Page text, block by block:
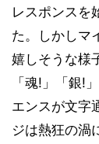
レスポンスを
た。しかしマ
嬉しそうな様
「魂!」「銀!
エンスが文字
ジは熱狂の渦